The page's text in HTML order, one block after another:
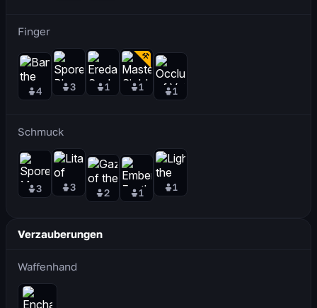
Finger
4 3 1 1 1
Schmuck
3 3 2 1 1
Verzauberungen
Waffenhand